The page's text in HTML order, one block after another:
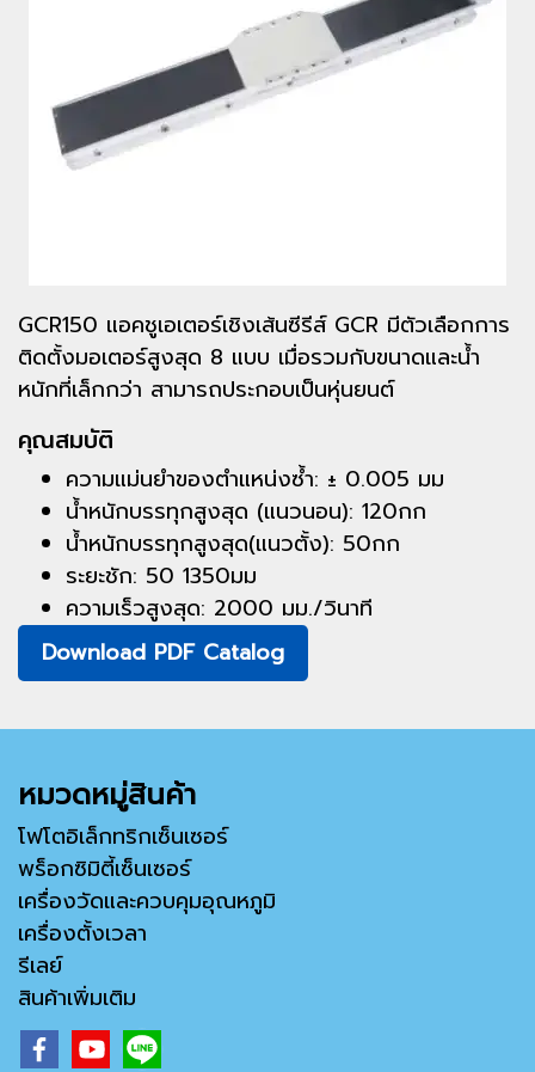
GCR150 แอคชูเอเตอร์เชิงเส้นซีรีส์ GCR มีตัวเลือกการ
ติดตั้งมอเตอร์สูงสุด 8 แบบ เมื่อรวมกับขนาดและน้ำ
หนักที่เล็กกว่า สามารถประกอบเป็นหุ่นยนต์
คุณสมบัติ
ความแม่นยำของตำแหน่งซ้ำ: ± 0.005 มม
น้ำหนักบรรทุกสูงสุด (แนวนอน): 120กก
น้ำหนักบรรทุกสูงสุด(แนวตั้ง): 50กก
ระยะชัก: 50 1350มม
ความเร็วสูงสุด: 2000 มม./วินาที
Download PDF Catalog
หมวดหมู่สินค้า
โฟโตอิเล็กทริกเซ็นเซอร์
พร็อกซิมิตี้เซ็นเซอร์
เครื่องวัดและควบคุมอุณหภูมิ
เครื่องตั้งเวลา
รีเลย์
สินค้าเพิ่มเติม